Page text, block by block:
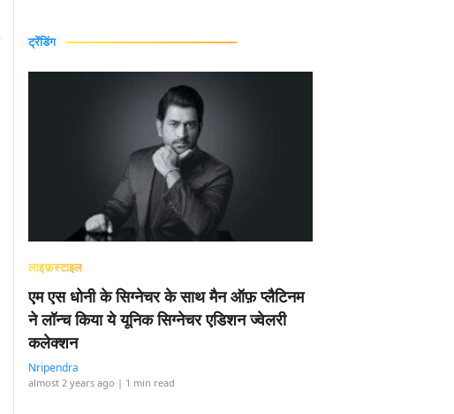
ट्रेंडिंग
लाइफ़स्टाइल
एम एस धोनी के सिग्नेचर के साथ मैन ऑफ़ प्लैटिनम
ने लॉन्च किया ये यूनिक सिग्नेचर एडिशन ज्वेलरी
कलेक्शन
Nripendra
almost 2 years ago | 1 min read